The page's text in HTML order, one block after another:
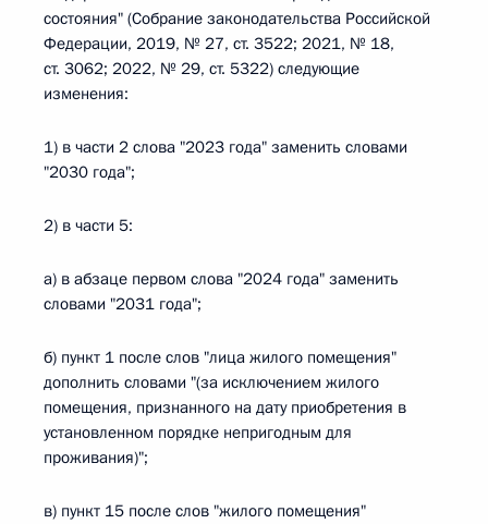
состояния" (Собрание законодательства Российской
Федерации, 2019, № 27, ст. 3522; 2021, № 18,
ст. 3062; 2022, № 29, ст. 5322) следующие
изменения:
1) в части 2 слова "2023 года" заменить словами
"2030 года";
2) в части 5:
а) в абзаце первом слова "2024 года" заменить
словами "2031 года";
б) пункт 1 после слов "лица жилого помещения"
дополнить словами "(за исключением жилого
помещения, признанного на дату приобретения в
установленном порядке непригодным для
проживания)";
в) пункт 15 после слов "жилого помещения"